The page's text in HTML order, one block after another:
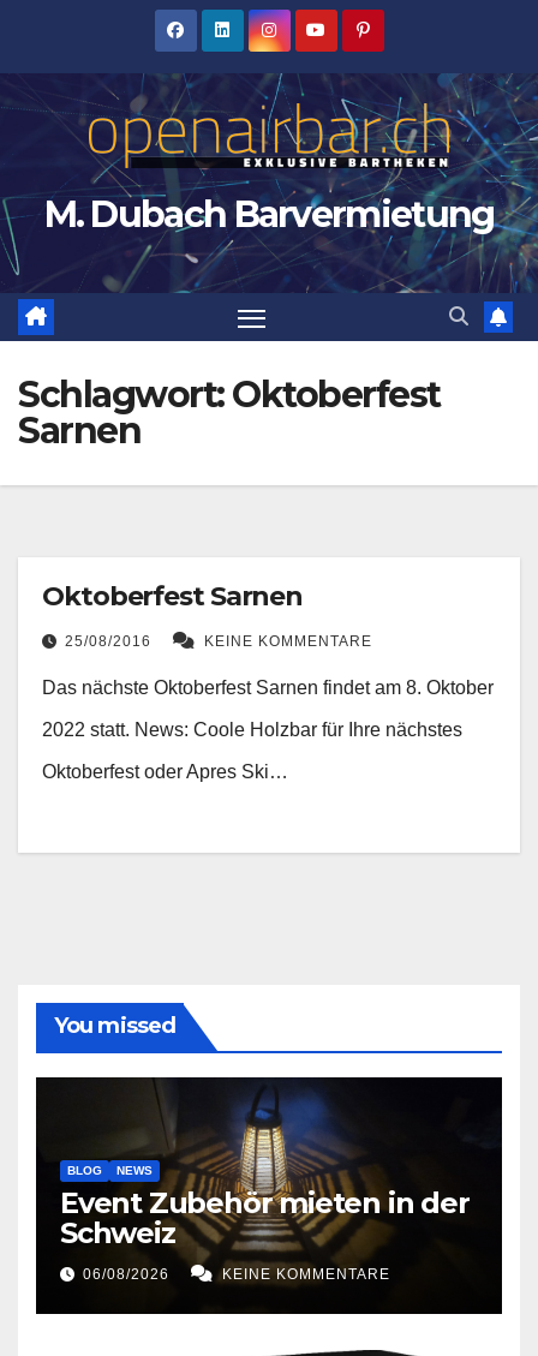
M. Dubach Barvermietung
Schlagwort:Oktoberfest
Sarnen
Oktoberfest Sarnen
25/08/2016 KEINE KOMMENTARE
Das nächste Oktoberfest Sarnen findet am 8. Oktober
2022 statt. News: Coole Holzbar für Ihre nächstes
Oktoberfest oder Apres Ski…
You missed
BLOG NEWS
Event Zubehör mieten in der
Schweiz
06/08/2026 KEINE KOMMENTARE